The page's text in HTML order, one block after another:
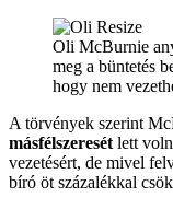
Oli McBurnie
meg a büntetés
hogy nem
A törvények szerint
másfélszeresét lett
vezetésért, de mivel
bíró öt százalékkal